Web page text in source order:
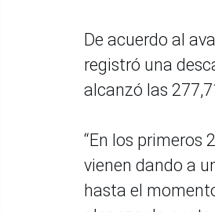
De acuerdo al
registró una
alcanzó las
“En los primeros
vienen dando a
hasta el